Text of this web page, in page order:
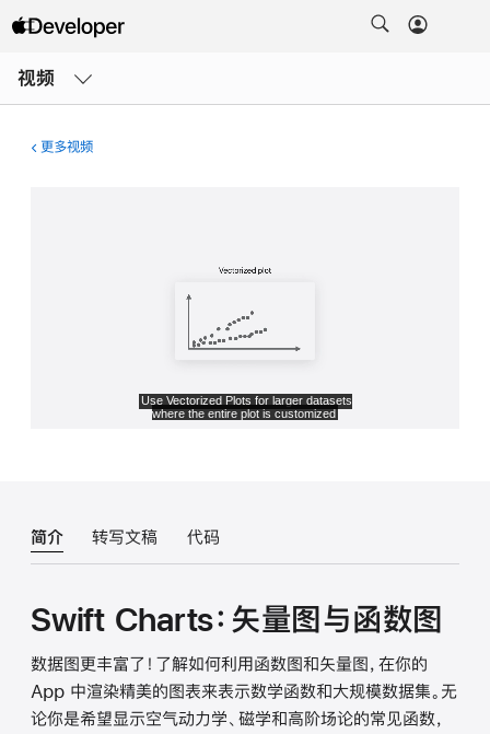
视频
单
更多视频
简介 转写文稿 代码
Swift Charts：矢量图与函数图
数据图更丰富了！了解如何利用函数图和矢量图，在你的
App 中渲染精美的图表来表示数学函数和大规模数据集。无
论你是希望显示空气动力学、磁学和高阶场论的常见函数，